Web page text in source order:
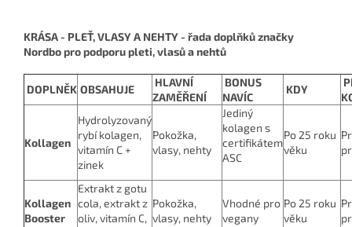
KRÁSA - PLEŤ, VLASY A NEHTY - řada doplňků značky
Nordbo pro podporu pleti, vlasů a nehtů
DOPLNĚK OBSAHUJE
HLAVNÍ
ZAMĚŘENÍ
BONUS
NAVÍC
KDY
Kollagen
Hydrolyzovaný
rybí kolagen,
vitamín C +
zinek
Pokožka,
vlasy, nehty
Jediný
kolagen s
certifikátem
ASC
Po 25 roku
věku
Kollagen
Booster
Extrakt z gotu
cola, extrakt z
oliv, vitamín C,
Pokožka,
vlasy, nehty
Vhodné pro
vegany
Po 25 roku
věku